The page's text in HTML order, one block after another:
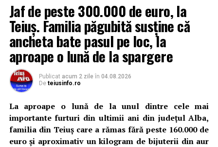
Jaf de peste 300.000 de euro, la
Teiuș. Familia păgubită susține că
ancheta bate pasul pe loc, la
aproape o lună de la spargere
Publicat acum 2 zile în 04.08.2026
De teiusinfo.ro
La aproape o lună de la unul dintre cele mai
importante furturi din ultimii ani din județul Alba,
familia din Teiuș care a rămas fără peste 160.000 de
euro și aproximativ un kilogram de bijuterii din aur